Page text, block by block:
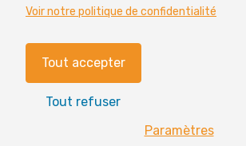
des questions
Paramètres cookies
Mentions légales
Nos labels et
Tout accepter
Tout refuser
Paramètres
Voir notre politique de confidentialité